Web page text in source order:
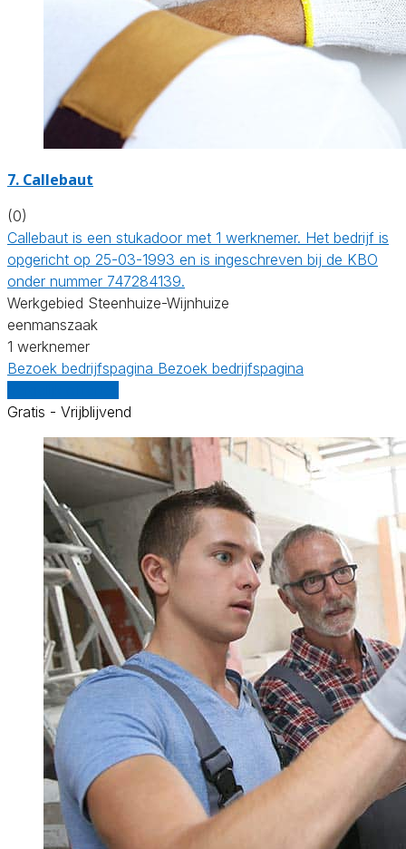
7. Callebaut
(0)
Callebaut is een stukadoor met 1 werknemer. Het bedrijf is
opgericht op 25-03-1993 en is ingeschreven bij de KBO
onder nummer 747284139.
Werkgebied Steenhuize-Wijnhuize
eenmanszaak
1 werknemer
Bezoek bedrijfspagina Bezoek bedrijfspagina
Gratis - Vrijblijvend